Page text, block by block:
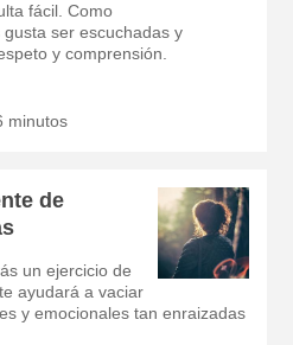
fácil. Como
ser escuchadas y
y comprensión.
minutos
de
un ejercicio de
ayudará a vaciar
y emocionales tan enraizadas